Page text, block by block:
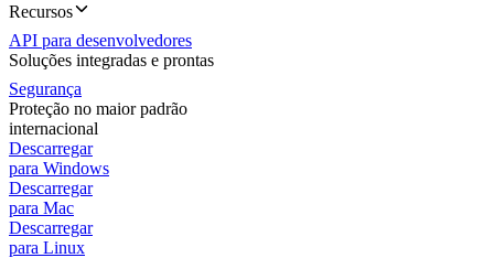
Recursos
API para desenvolvedores
Soluções integradas e prontas
Segurança
Proteção no maior padrão
internacional
Descarregar
para Windows
Descarregar
para Mac
Descarregar
para Linux